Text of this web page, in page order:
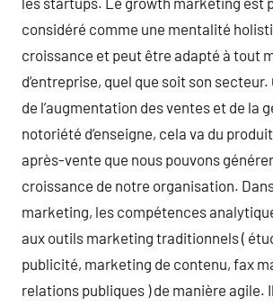
considéré comme une mentalité
croissance et peut être adapté à tout
d’entreprise, quel que soit son secteur.
de l’augmentation des ventes et de la
notoriété d’enseigne, cela va du
après-vente que nous pouvons
croissance de notre organisation.
marketing, les compétences
aux outils marketing traditionnels (
publicité, marketing de contenu, fax
relations publiques ) de manière agile. Il